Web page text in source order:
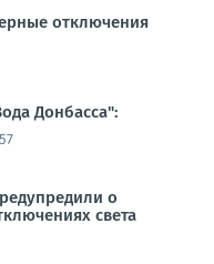
отключения
Донбасса":
о
света